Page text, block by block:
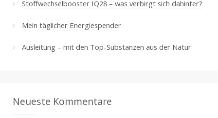
Stoffwechselbooster IQ28 – was verbirgt sich dahinter?
Mein täglicher Energiespender
Ausleitung – mit den Top-Substanzen aus der Natur
Neueste Kommentare